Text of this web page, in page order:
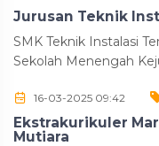
Jurusan Teknik
SMK Teknik Instalasi
Sekolah Menengah
16-03-2025 09:42
Ekstrakurikuler
Mutiara